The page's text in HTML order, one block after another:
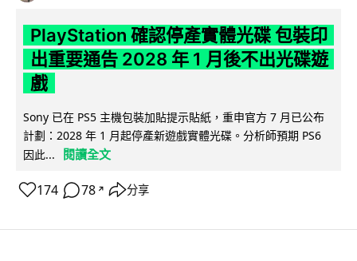
PlayStation 確認停產實體光碟 包裝印
出重要通告 2028 年 1 月後不出光碟遊
戲
Sony 已在 PS5 主機包裝加貼提示貼紙，重申官方 7 月已公布
計劃：2028 年 1 月起停產新遊戲實體光碟。分析師預期 PS6
因此...
閱讀全文
174 78 ↗ 分享